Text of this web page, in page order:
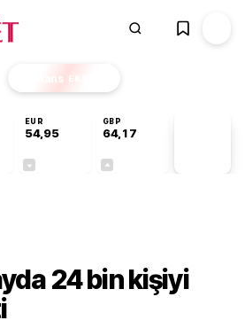
Finans EKSTRA
EUR
54,95
GBP
64,17
24 bin kişiyi